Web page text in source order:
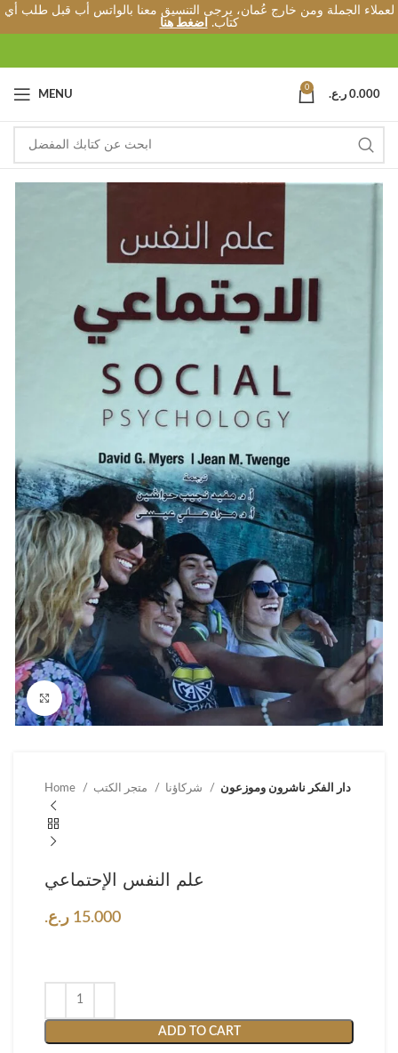
لعملاء الجملة ومن خارج عُمان، يرجى التنسيق معنا بالواتس أب قبل طلب أي
كتاب.
اضغط هنا
MENU
0
0.000 ر.ع.
Click to enlarge
Home دار الفكر ناشرون وموزعون
علم النفس الإحتماعي
15.000 ر.ع.
ADD TO CART